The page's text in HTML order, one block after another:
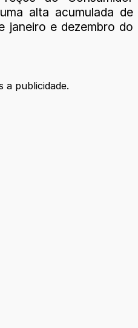
alta acumulada de
janeiro e dezembro do
a publicidade.